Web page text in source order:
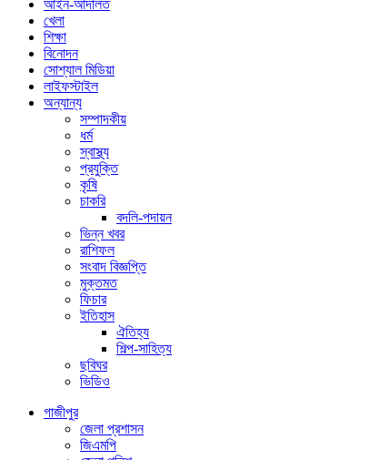
আইন-আদালত
খেলা
শিক্ষা
বিনোদন
সোশ্যাল মিডিয়া
লাইফস্টাইল
অন্যান্য
সম্পাদকীয়
ধর্ম
স্বাস্থ্য
প্রযুক্তি
কৃষি
চাকরি
বদলি-পদায়ন
ভিন্ন খবর
রাশিফল
সংবাদ বিজ্ঞপ্তি
মুক্তমত
ফিচার
ইতিহাস
ঐতিহ্য
শিল্প-সাহিত্য
ছবিঘর
ভিডিও
গাজীপুর
জেলা প্রশাসন
জিএমপি